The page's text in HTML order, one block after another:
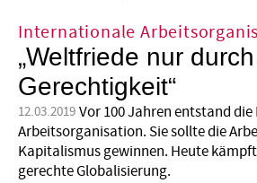
Internationale
„Weltfriede nur
Gerechtigkeit“
12.03.2019 Vor 100 Jahren entstand
Arbeitsorganisation. Sie sollte die
Kapitalismus gewinnen. Heute
gerechte Globalisierung.